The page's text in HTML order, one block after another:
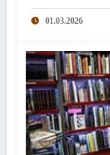
01.03.2026